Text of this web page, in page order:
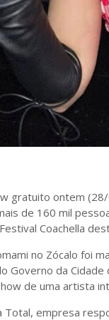
gratuito ontem
de 160 mil
Coachella
no Zócalo foi
Governo da
de uma artista
Total, empresa